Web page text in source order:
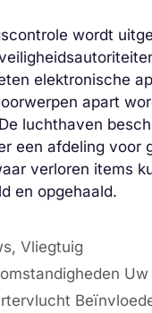
wordt
elektronische
apart
luchthaven
een afdeling voor
verloren items
en opgehaald.
,Vliegtuig